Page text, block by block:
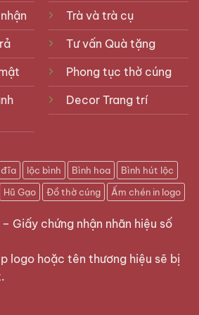
Trà và trà cụ
Tư vấn Quà tặng
Phong tục thờ cúng
Decor Trang trí
đĩa lộc bình Bình hoa
Bình hút lộc
Hũ Gạo Đồ thờ cúng Ấm chén in logo
– Giấy chứng nhận nhãn hiệu số
logo hoặc tên thương hiệu sẽ bị